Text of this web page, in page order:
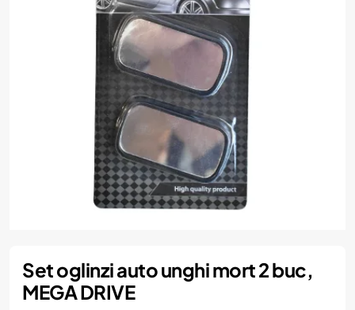
Set oglinzi auto unghi mort 2 buc,
MEGA DRIVE